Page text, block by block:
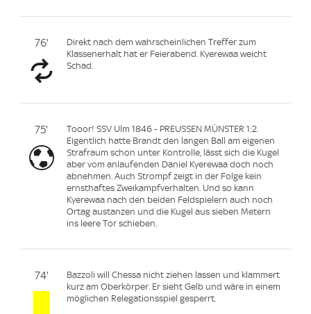
76'
Direkt nach dem wahrscheinlichen Treffer zum
Klassenerhalt hat er Feierabend. Kyerewaa weicht
Schad.
75'
Tooor! SSV Ulm 1846 - PREUSSEN MÜNSTER 1:2.
Eigentlich hatte Brandt den langen Ball am eigenen
Strafraum schon unter Kontrolle, lässt sich die Kugel
aber vom anlaufenden Daniel Kyerewaa doch noch
abnehmen. Auch Strompf zeigt in der Folge kein
ernsthaftes Zweikampfverhalten. Und so kann
Kyerewaa nach den beiden Feldspielern auch noch
Ortag austanzen und die Kugel aus sieben Metern
ins leere Tor schieben.
74'
Bazzoli will Chessa nicht ziehen lassen und klammert
kurz am Oberkörper. Er sieht Gelb und wäre in einem
möglichen Relegationsspiel gesperrt.